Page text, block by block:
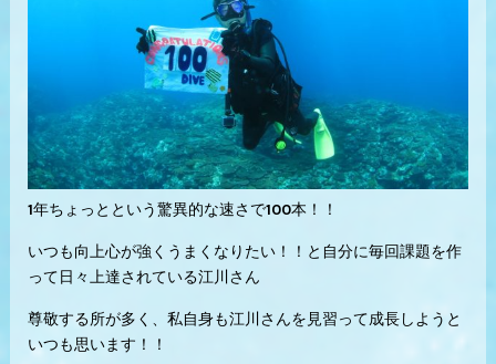
1年ちょっとという驚異的な速さで100本！！
いつも向上心が強くうまくなりたい！！と自分に毎回課題を作
って日々上達されている江川さん
尊敬する所が多く、私自身も江川さんを見習って成長しようと
いつも思います！！